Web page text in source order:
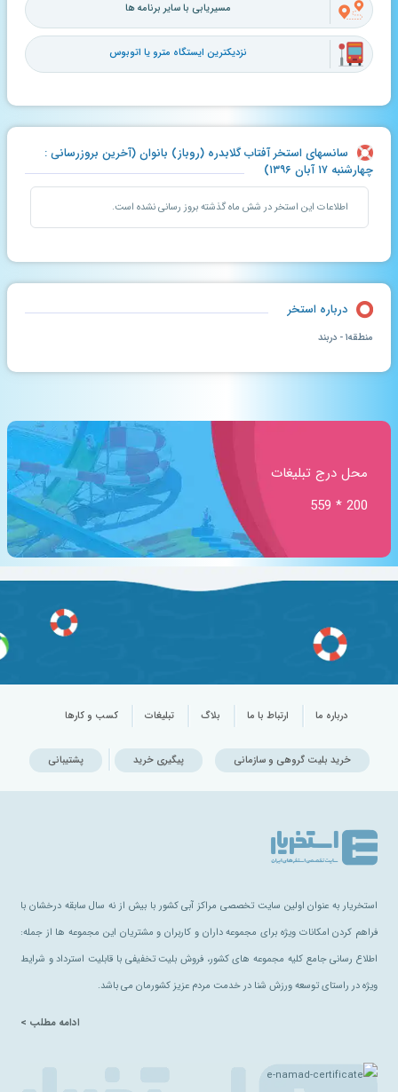
مسیریابی با سایر برنامه ها
نزدیکترین ایستگاه مترو یا اتوبوس
سانسهای استخر آفتاب گلابدره (روباز) بانوان (آخرین بروزرسانی :
چهارشنبه ۱۷ آبان ۱۳۹۶)
اطلاعات این استخر در شش ماه گذشته بروز رسانی نشده است.
درباره استخر
منطقه۱ - دربند
محل درج تبلیغات
200 * 559
درباره ما ارتباط با ما بلاگ تبلیغات کسب و کارها
خرید بلیت گروهی و سازمانی پیگیری خرید پشتیبانی
استخریار به عنوان اولین سایت تخصصی مراکز آبی کشور با بیش از نه سال سابقه درخشان با
فراهم کردن امکانات ویژه برای مجموعه داران و کاربران و مشتریان این مجموعه ها از جمله:
اطلاع رسانی جامع کلیه مجموعه های کشور، فروش بلیت تخفیفی با قابلیت استرداد و شرایط
ویژه در راستای توسعه ورزش شنا در خدمت مردم عزیز کشورمان می باشد.
ادامه مطلب >